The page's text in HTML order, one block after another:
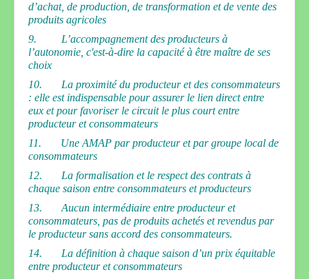
d’achat, de production, de transformation et de vente des
produits agricoles
9. L’accompagnement des producteurs à
l’autonomie, c'est-à-dire la capacité à être maître de ses
choix
10. La proximité du producteur et des consommateurs
: elle est indispensable pour assurer le lien direct entre
eux et pour favoriser le circuit le plus court entre
producteur et consommateurs
11. Une AMAP par producteur et par groupe local de
consommateurs
12. La formalisation et le respect des contrats à
chaque saison entre consommateurs et producteurs
13. Aucun intermédiaire entre producteur et
consommateurs, pas de produits achetés et revendus par
le producteur sans accord des consommateurs.
14. La définition à chaque saison d’un prix équitable
entre producteur et consommateurs